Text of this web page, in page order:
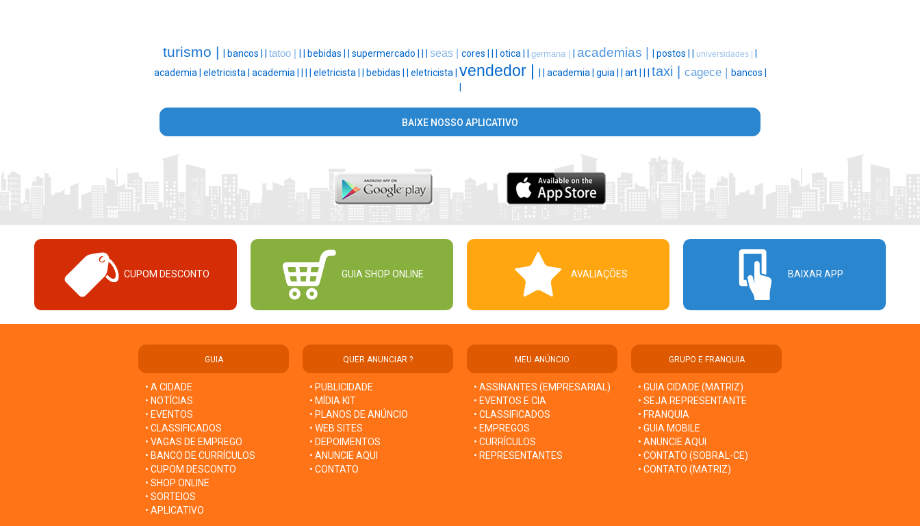
turismo | bancos | tatoo | bebidas | supermercado | seas | cores | otica | germana | academias | postos | universidades |
academia | eletricista | academia | eletricista | bebidas | eletricista | vendedor | academia | guia | art | taxi | cagece | bancos |
BAIXE NOSSO APLICATIVO
CUPOM DESCONTO GUIA SHOP ONLINE AVALIAÇÕES BAIXAR APP
GUIA
• A CIDADE
• NOTÍCIAS
• EVENTOS
• CLASSIFICADOS
• VAGAS DE EMPREGO
• BANCO DE CURRÍCULOS
• CUPOM DESCONTO
• SHOP ONLINE
• SORTEIOS
• APLICATIVO
QUER ANUNCIAR ?
• PUBLICIDADE
• MÍDIA KIT
• PLANOS DE ANÚNCIO
• WEB SITES
• DEPOIMENTOS
• ANUNCIE AQUI
• CONTATO
MEU ANÚNCIO
• ASSINANTES (EMPRESARIAL)
• EVENTOS E CIA
• CLASSIFICADOS
• EMPREGOS
• CURRÍCULOS
• REPRESENTANTES
GRUPO E FRANQUIA
• GUIA CIDADE (MATRIZ)
• SEJA REPRESENTANTE
• FRANQUIA
• GUIA MOBILE
• ANUNCIE AQUI
• CONTATO (SOBRAL-CE)
• CONTATO (MATRIZ)